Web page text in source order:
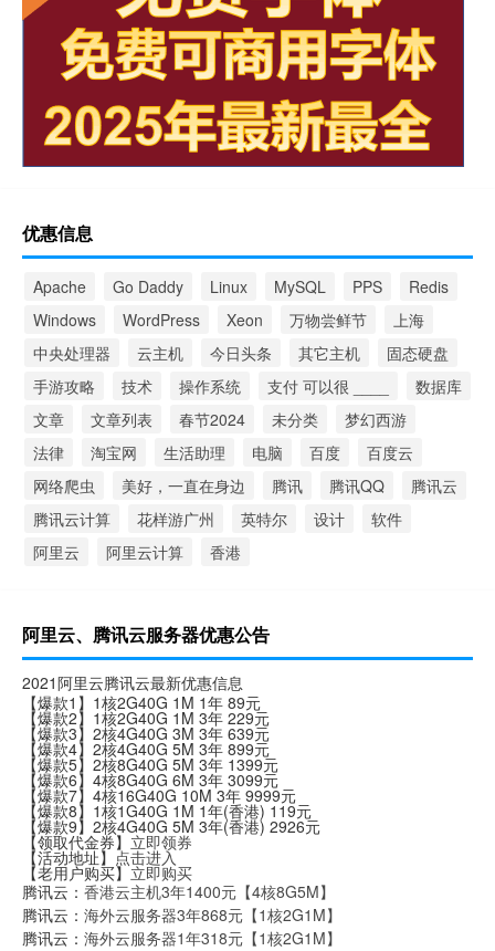
优惠信息
Apache Go Daddy Linux MySQL PPS
Redis
Windows
WordPress Xeon 万物尝鲜节
上海
中央处理器
云主机 今日头条 其它主机
固态硬盘
手游攻略
技术 操作系统 支付 可以很 ____
数据库
文章
文章列表 春节2024 未分类
梦幻西游
法律
淘宝网 生活助理 电脑 百度
百度云
网络爬虫
美好，一直在身边 腾讯 腾讯QQ
腾讯云
腾讯云计算
花样游广州 英特尔 设计
软件
阿里云
阿里云计算 香港
阿里云、腾讯云服务器优惠公告
2021阿里云腾讯云最新优惠信息
【爆款1】1核2G40G 1M 1年 89元
【爆款2】1核2G40G 1M 3年 229元
【爆款3】2核4G40G 3M 3年 639元
【爆款4】2核4G40G 5M 3年 899元
【爆款5】2核8G40G 5M 3年 1399元
【爆款6】4核8G40G 6M 3年 3099元
【爆款7】4核16G40G 10M 3年 9999元
【爆款8】1核1G40G 1M 1年(香港) 119元
【爆款9】2核4G40G 5M 3年(香港) 2926元
【领取代金券】 立即领券
【活动地址】 点击进入
【老用户购买】立即购买
腾讯云： 香港云主机3年1400元【4核8G5M】
腾讯云： 海外云服务器3年868元【1核2G1M】
腾讯云： 海外云服务器1年318元【1核2G1M】